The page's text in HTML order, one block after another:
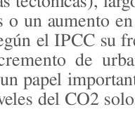
o un aumento
el IPCC su
de
papel
del CO2